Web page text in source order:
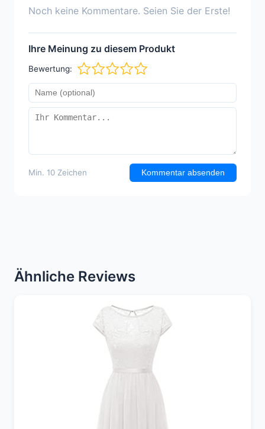
Noch keine Kommentare. Seien Sie der Erste!
Ihre Meinung zu diesem Produkt
Bewertung:
Min. 10 Zeichen Kommentar absenden
Ähnliche Reviews